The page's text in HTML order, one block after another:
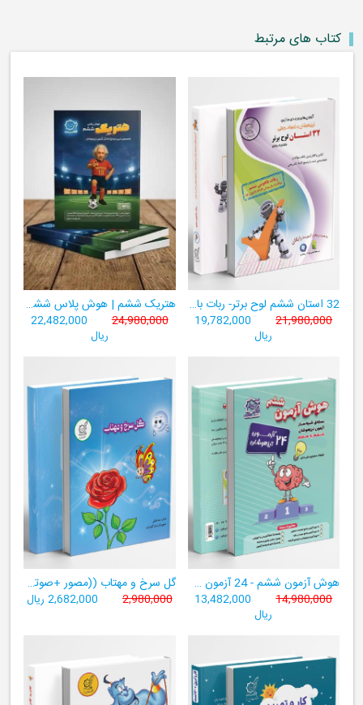
کتاب های مرتبط
32 استان ششم لوح برتر- ربات باهوش ششم ((به همراه سامانۀ آزمون‌ساز رایگان))
21,980,000
19,782,000
ریال
هتریک ششم | هوش پلاس ششم | دارای نشان کیفیت برتر آموزشی
24,980,000
22,482,000
ریال
هوش آزمون ششم - 24 آزمون شبیه ساز تیزهوشان
14,980,000
13,482,000
ریال
گل سرخ و مهتاب ((مصور +صوتی+ تمام رنگی))
2,980,000 2,682,000 ریال